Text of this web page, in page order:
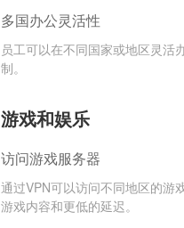
多国办公灵活性
员工可以在不同国家或地区灵活
制。
游戏和娱乐
访问游戏服务器
通过VPN可以访问不同地区的游
游戏内容和更低的延迟。